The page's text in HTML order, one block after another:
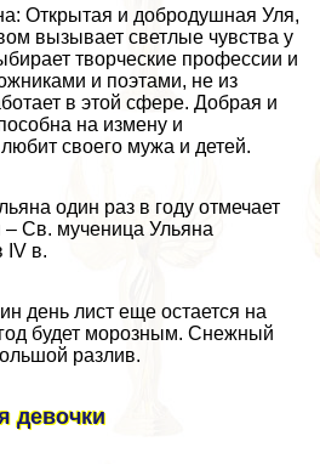
Открытая и добродушная Уля,
вызывает светлые чувства у
творческие профессии и
и поэтами, не из
в этой сфере. Добрая и
на измену и
своего мужа и детей.
один раз в году отмечает
Св. мученица Ульяна
IV в.
день лист еще остается на
будет морозным. Снежный
разлив.
дeвoчки